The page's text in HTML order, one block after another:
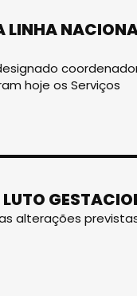
LINHA
hoje os Serviços
alterações